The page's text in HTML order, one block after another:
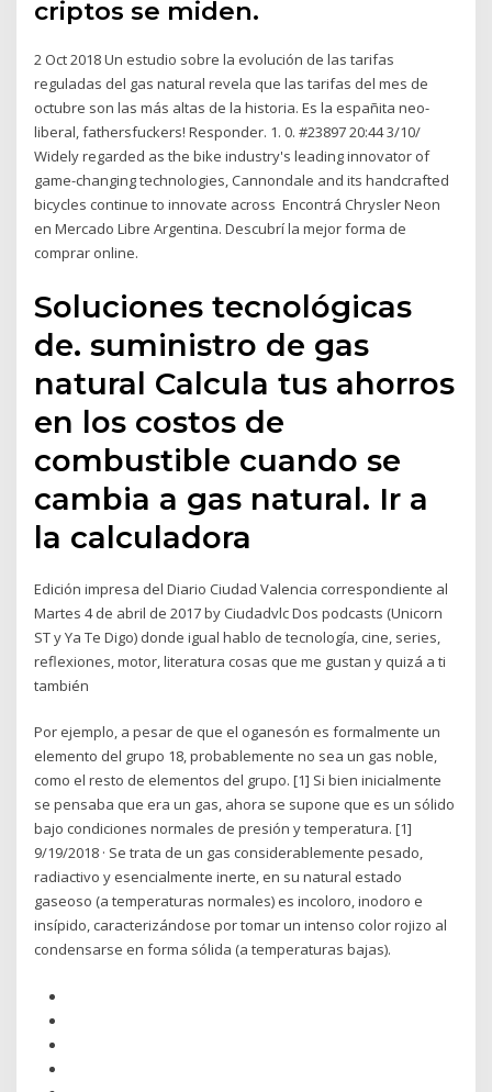
criptos se miden.
2 Oct 2018 Un estudio sobre la evolución de las tarifas
reguladas del gas natural revela que las tarifas del mes de
octubre son las más altas de la historia. Es la españita neo-
liberal, fathersfuckers! Responder. 1. 0. #23897 20:44 3/10/
Widely regarded as the bike industry's leading innovator of
game-changing technologies, Cannondale and its handcrafted
bicycles continue to innovate across Encontrá Chrysler Neon
en Mercado Libre Argentina. Descubrí la mejor forma de
comprar online.
Soluciones tecnológicas
de. suministro de gas
natural Calcula tus ahorros
en los costos de
combustible cuando se
cambia a gas natural. Ir a
la calculadora
Edición impresa del Diario Ciudad Valencia correspondiente al
Martes 4 de abril de 2017 by Ciudadvlc Dos podcasts (Unicorn
ST y Ya Te Digo) donde igual hablo de tecnología, cine, series,
reflexiones, motor, literatura cosas que me gustan y quizá a ti
también
Por ejemplo, a pesar de que el oganesón es formalmente un
elemento del grupo 18, probablemente no sea un gas noble,
como el resto de elementos del grupo. [1] Si bien inicialmente
se pensaba que era un gas, ahora se supone que es un sólido
bajo condiciones normales de presión y temperatura. [1]
9/19/2018 · Se trata de un gas considerablemente pesado,
radiactivo y esencialmente inerte, en su natural estado
gaseoso (a temperaturas normales) es incoloro, inodoro e
insípido, caracterizándose por tomar un intenso color rojizo al
condensarse en forma sólida (a temperaturas bajas).